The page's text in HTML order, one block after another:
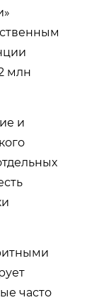
млн
и
часто